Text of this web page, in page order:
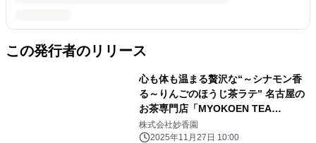
この発行者のリリース
心も体も温まる贅沢な“～シナモン香
る～りんごのほうじ茶ラテ” 名古屋の
お茶専門店「MYOKOEN TEA
STORE」から 冬季限定の新作登場
株式会社妙香園
2025年11月27日 10:00